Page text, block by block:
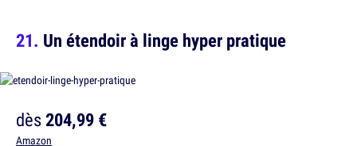
Un étendoir à linge hyper pratique
dès204,99 €
Amazon